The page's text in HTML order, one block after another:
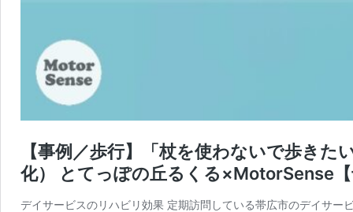
【事例／歩行】「杖を使わないで歩き
化） とてっぽの丘るくる×MotorSense
デイサービスのリハビリ効果 定期訪問している帯広市のデイサ